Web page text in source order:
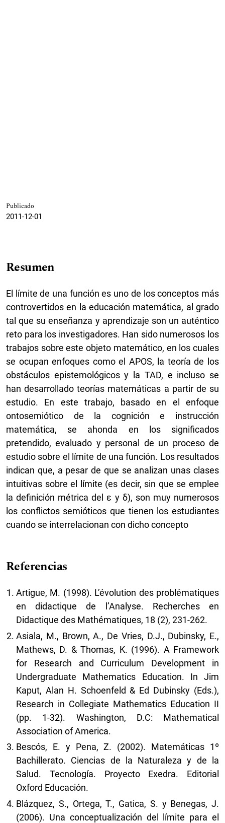
Publicado
2011-12-01
Resumen
El límite de una función es uno de los conceptos más
controvertidos en la educación matemática, al grado
tal que su enseñanza y aprendizaje son un auténtico
reto para los investigadores. Han sido numerosos los
trabajos sobre este objeto matemático, en los cuales
se ocupan enfoques como el APOS, la teoría de los
obstáculos epistemológicos y la TAD, e incluso se
han desarrollado teorías matemáticas a partir de su
estudio. En este trabajo, basado en el enfoque
ontosemiótico de la cognición e instrucción
matemática, se ahonda en los significados
pretendido, evaluado y personal de un proceso de
estudio sobre el límite de una función. Los resultados
indican que, a pesar de que se analizan unas clases
intuitivas sobre el límite (es decir, sin que se emplee
la definición métrica del ε y δ), son muy numerosos
los conflictos semióticos que tienen los estudiantes
cuando se interrelacionan con dicho concepto
Referencias
Artigue, M. (1998). L’évolution des problématiques
en didactique de l’Analyse. Recherches en
Didactique des Mathématiques, 18 (2), 231-262.
Asiala, M., Brown, A., De Vries, D.J., Dubinsky, E.,
Mathews, D. & Thomas, K. (1996). A Framework
for Research and Curriculum Development in
Undergraduate Mathematics Education. In Jim
Kaput, Alan H. Schoenfeld & Ed Dubinsky (Eds.),
Research in Collegiate Mathematics Education II
(pp. 1-32). Washington, D.C: Mathematical
Association of America.
Bescós, E. y Pena, Z. (2002). Matemáticas 1º
Bachillerato. Ciencias de la Naturaleza y de la
Salud. Tecnología. Proyecto Exedra. Editorial
Oxford Educación.
Blázquez, S., Ortega, T., Gatica, S. y Benegas, J.
(2006). Una conceptualización del límite para el